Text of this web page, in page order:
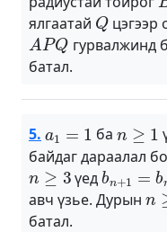
ялгаатай
Q
цэгээр
APQ
гурвалжинд
батал.
5. ба
байдаг дараалал
n≥3
үед
bn+1=b
авч үзье. Дурын
n≥
батал.